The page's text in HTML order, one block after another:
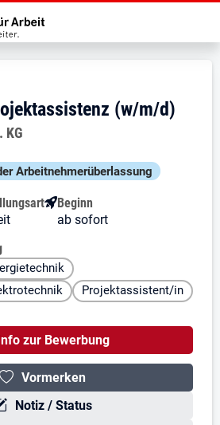
Jobsuche Startseite
zu: Technische(w/
(w/m/d)
KG
Arbeit­nehmer­über­lassung
Beginn
ab sofort
Projektassistent/in
zur Bewerbung
Vormerken
Notiz / Status